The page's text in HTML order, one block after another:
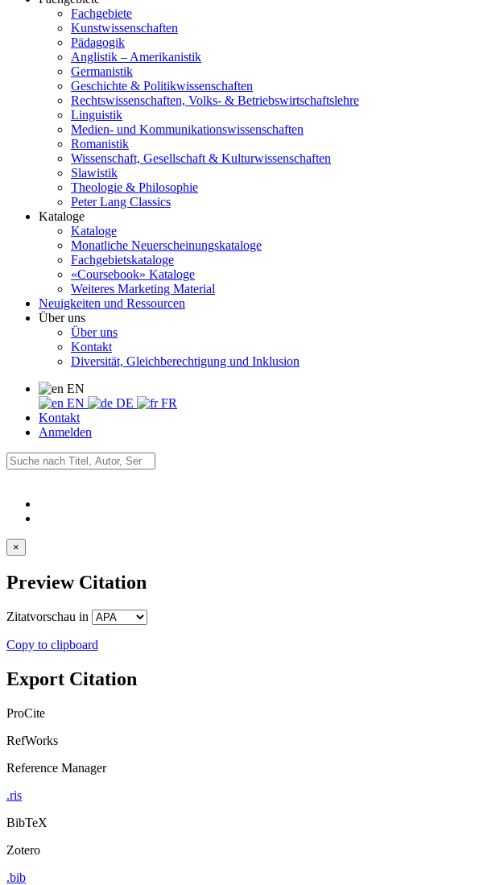
Fachgebiete
Kunstwissenschaften
Pädagogik
Anglistik – Amerikanistik
Germanistik
Geschichte & Politikwissenschaften
Rechtswissenschaften, Volks- & Betriebswirtschaftslehre
Linguistik
Medien- und Kommunikationswissenschaften
Romanistik
Wissenschaft, Gesellschaft & Kulturwissenschaften
Slawistik
Theologie & Philosophie
Peter Lang Classics
Kataloge
Kataloge
Monatliche Neuerscheinungskataloge
Fachgebietskataloge
«Coursebook» Kataloge
Weiteres Marketing Material
Neuigkeiten und Ressourcen
Über uns
Über uns
Kontakt
Diversität, Gleichberechtigung und Inklusion
EN
EN
DE
FR
Kontakt
Anmelden
×
Preview Citation
Zitatvorschau in
Copy to clipboard
Export Citation
ProCite
RefWorks
Reference Manager
.ris
BibTeX
Zotero
.bib